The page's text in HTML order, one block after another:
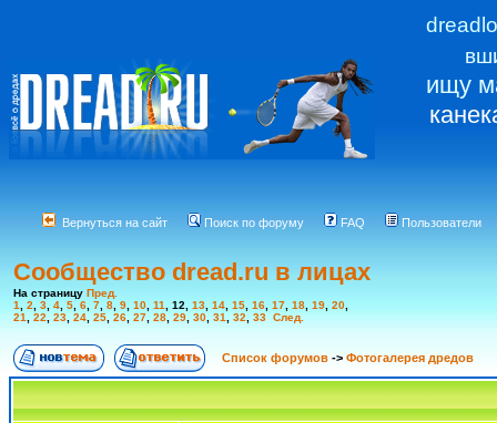
ищу
Вернуться на сайт Поиск по форуму FAQ Пользователи
Сообщество dread.ru в лицах
На страницу Пред.
1
2 3 4 5 6 7 8 9 10 11 12 13 14 15 16 17 18 19 20
21
22 23 24 25 26 27 28 29 30 31 32 33 След.
Список форумов -> Фотогалерея дредов